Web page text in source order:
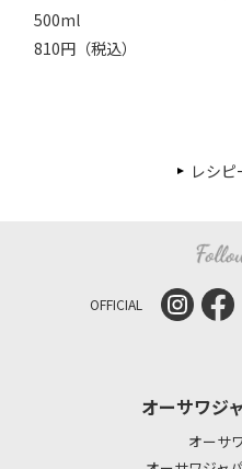
500ml
810円（税込）
レシ
OFFICIAL
オーサワジ
オーサ